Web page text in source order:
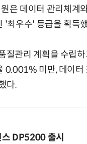
은 데이터 관리체계
'최우수' 등급을 획득
관리 계획을 수립
0.001% 미만, 데이터
다.
DP5200 출시